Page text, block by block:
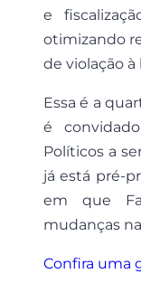
e
otimizando
de violação
Essa é a
é
Políticos a
já está pré-
em que
mudanças
Confira uma